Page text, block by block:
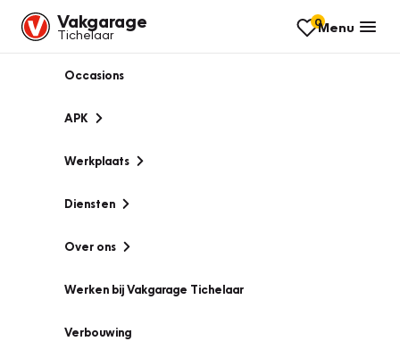
Vakgarage
Tichelaar
0Menu
Occasions
APK
Werkplaats
Diensten
Over ons
Werken bij Vakgarage Tichelaar
Verbouwing